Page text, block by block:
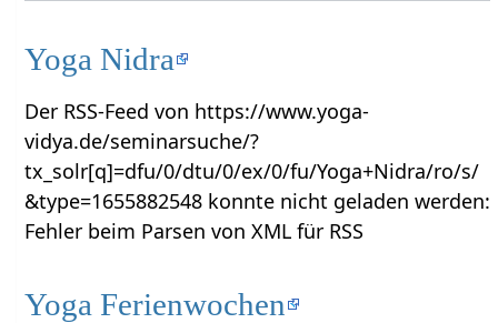
Yoga Nidra
Der RSS-Feed von https://www.yoga-
vidya.de/seminarsuche/?
tx_solr[q]=dfu/0/dtu/0/ex/0/fu/Yoga+Nidra/ro/s/
&type=1655882548 konnte nicht geladen werden:
Fehler beim Parsen von XML für RSS
Yoga Ferienwochen